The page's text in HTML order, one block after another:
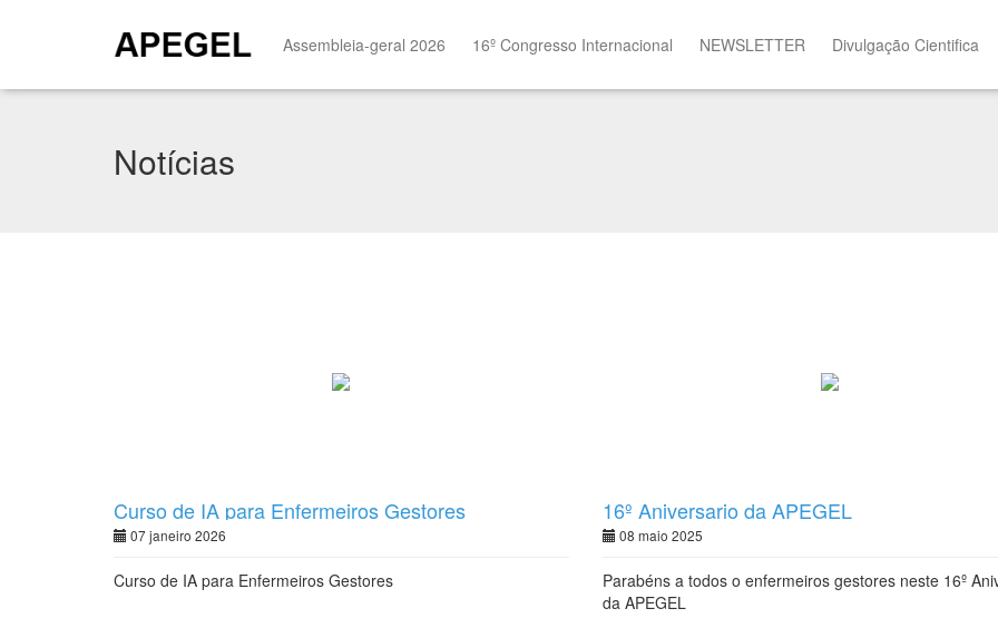
Assembleia-geral 2026 16º Congresso Internacional NEWSLETTER Divulgação Cientifica
Notícias
Curso de IA para Enfermeiros Gestores
07 janeiro 2026
Curso de IA para Enfermeiros Gestores
16º Aniversario da APEGEL
08 maio 2025
Parabéns a todos o enfermeiros gestores neste 16º
da APEGEL